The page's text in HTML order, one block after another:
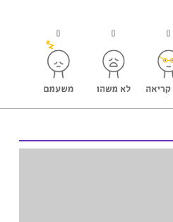
0 0 0